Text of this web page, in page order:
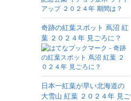
奇跡の紅葉スポット 蔦沼 紅
葉 ２０２４年 見ごろに？
日本一紅葉が早い北海道の
大雪山 紅葉 ２０２４年 見ご